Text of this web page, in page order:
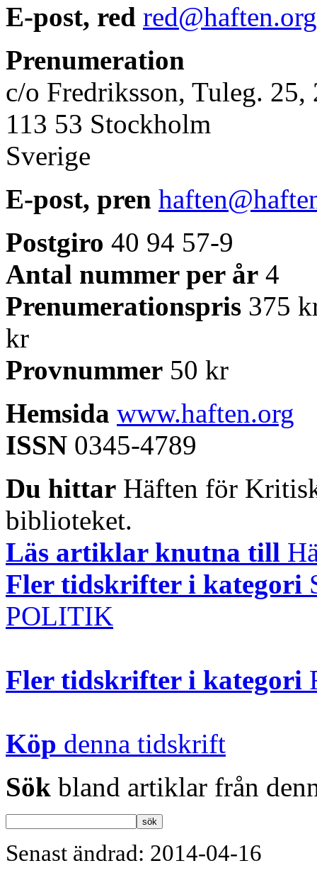
E-post, red red@haften.org
Prenumeration
c/o Fredriksson, Tuleg. 25,
113 53 Stockholm
Sverige
E-post, pren
Postgiro 40 94 57-9
Antal nummer per år 4
Prenumerationspris 375
kr
Provnummer 50 kr
Hemsida www.haften.org
ISSN 0345-4789
Du hittar Häften för
biblioteket.
Läs artiklar knutna till
Fler tidskrifter i kategori
POLITIK
Fler tidskrifter i kategori
Köp denna tidskrift
Sök bland artiklar från
Senast ändrad: 2014-04-16